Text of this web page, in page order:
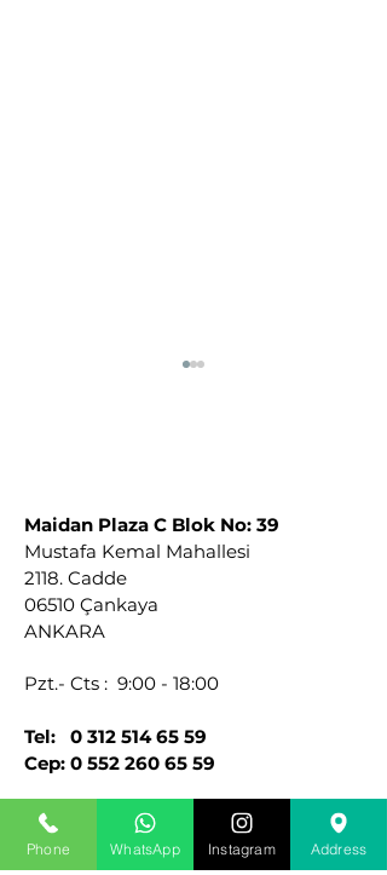
YABANCI MADDE
ENJEKSİYONU
OLMADAN YÜZÜMÜ
NASIL
GENÇLEŞTİREBİLİRİM?
Maidan Plaza C Blok No: 39
Mustafa Kemal Mahallesi
2118. Cadde
06510 Çankaya
ANKARA
Pzt.- Cts : 9:00 - 18:00
Tel: 0 312 514 65 59
Cep: 0 552 260 65 59
Phone WhatsApp Instagram Address